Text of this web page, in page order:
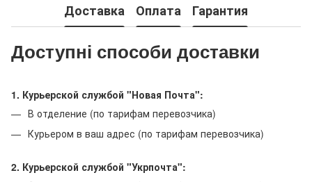
Доставка Оплата Гарантия
Доступні способи доставки
1. Курьерской службой "Новая Почта":
В отделение (по тарифам перевозчика)
Курьером в ваш адрес (по тарифам перевозчика)
2. Курьерской службой "Укрпочта":